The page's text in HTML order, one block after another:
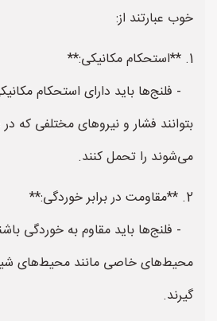
خوب عبارتند از:
1. **استحکام مکانیکی:**
- فلنج‌ها باید دارای استحکام
بتوانند فشار و نیروهای مختلفی که
می‌شوند را تحمل کنند.
2. **مقاومت در برابر خوردگی:**
- فلنج‌ها باید مقاوم به خوردگی
محیط‌های خاصی مانند محیط‌های
گیرند.